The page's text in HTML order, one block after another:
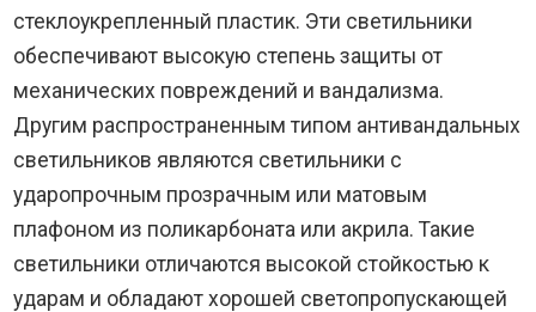
стеклоукрепленный пластик. Эти светильники
обеспечивают высокую степень защиты от
механических повреждений и вандализма.
Другим распространенным типом антивандальных
светильников являются светильники с
ударопрочным прозрачным или матовым
плафоном из поликарбоната или акрила. Такие
светильники отличаются высокой стойкостью к
ударам и обладают хорошей светопропускающей